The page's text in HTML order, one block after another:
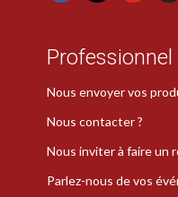
Professionnel
Nous envoyer vos
Nous contacter ?
Nous inviter à faire un
Parlez-nous de vos